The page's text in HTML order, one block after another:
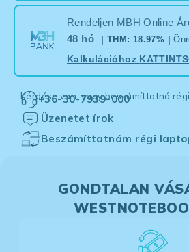
Rendeljen MBH Online
48 hó
| THM: 18.97% |
Kalkulációhoz
Kérdése van, vagy beszámíttatná
+36-30-7939-000
Üzenetet írok
Beszámíttatnám régi
GONDTALAN